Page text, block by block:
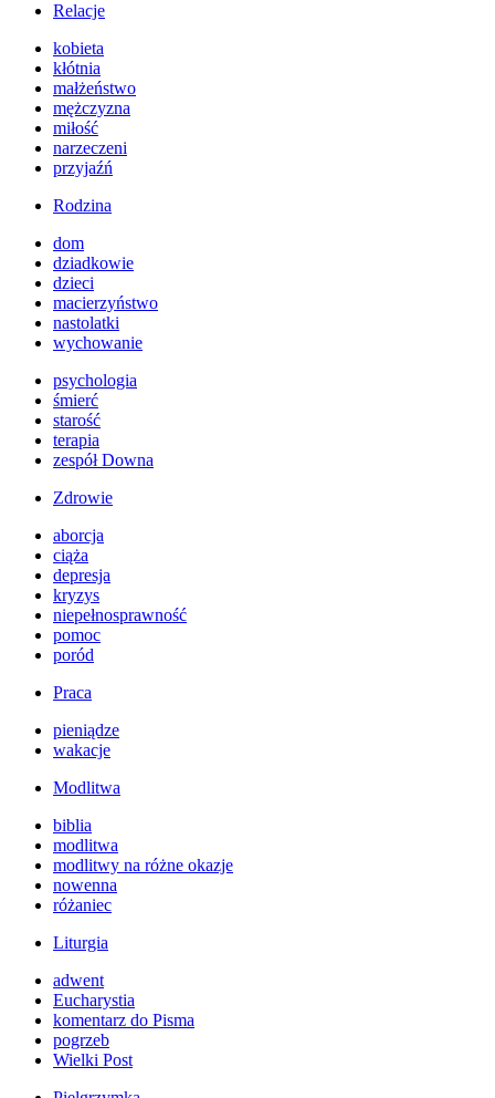
Relacje
kobieta
kłótnia
małżeństwo
mężczyzna
miłość
narzeczeni
przyjaźń
Rodzina
dom
dziadkowie
dzieci
macierzyństwo
nastolatki
wychowanie
psychologia
śmierć
starość
terapia
zespół Downa
Zdrowie
aborcja
ciąża
depresja
kryzys
niepełnosprawność
pomoc
poród
Praca
pieniądze
wakacje
Modlitwa
biblia
modlitwa
modlitwy na różne okazje
nowenna
różaniec
Liturgia
adwent
Eucharystia
komentarz do Pisma
pogrzeb
Wielki Post